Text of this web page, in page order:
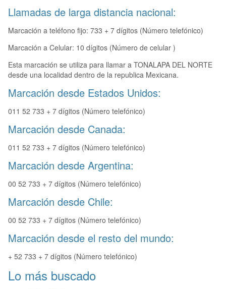
Llamadas de larga distancia nacional:
Marcación a teléfono fijo: 733 + 7 dígitos (Número telefónico)
Marcación a Celular: 10 dígitos (Número de celular )
Esta marcación se utiliza para llamar a TONALAPA DEL NORTE
desde una localidad dentro de la republica Mexicana.
Marcación desde Estados Unidos:
011 52 733 + 7 dígitos (Número telefónico)
Marcación desde Canada:
011 52 733 + 7 dígitos (Número telefónico)
Marcación desde Argentina:
00 52 733 + 7 dígitos (Número telefónico)
Marcación desde Chile:
00 52 733 + 7 dígitos (Número telefónico)
Marcación desde el resto del mundo:
+ 52 733 + 7 dígitos (Número telefónico)
Lo más buscado